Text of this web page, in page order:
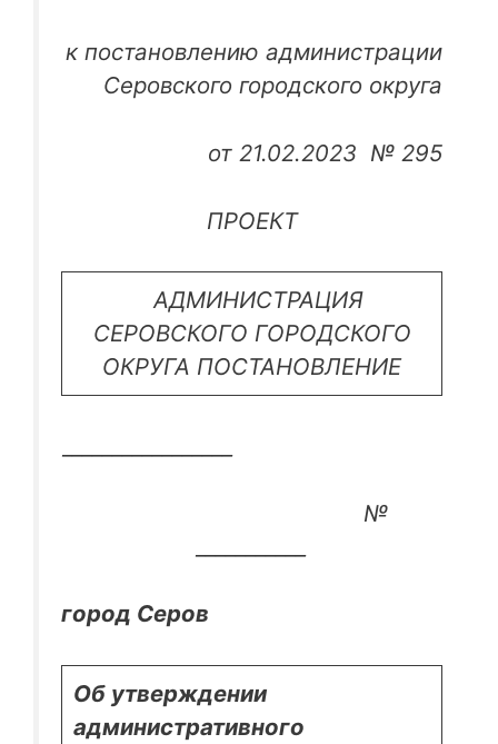
к постановлению администрации
Серовского городского округа
от 21.02.2023 № 295
ПРОЕКТ
АДМИНИСТРАЦИЯ
СЕРОВСКОГО ГОРОДСКОГО
ОКРУГА ПОСТАНОВЛЕНИЕ
№
город Серов
Об утверждении
административного